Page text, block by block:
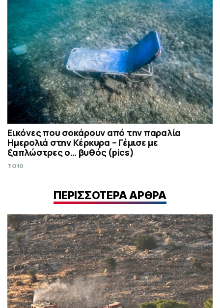
Εικόνες που σοκάρουν από την παραλία
Ημερολιά στην Κέρκυρα – Γέμισε με
ξαπλώστρες ο… βυθός (pics)
TO10
ΠΕΡΙΣΣΟΤΕΡΑ ΑΡΘΡΑ